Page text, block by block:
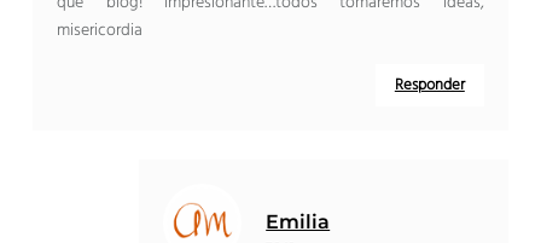
misericordia
Responder
Emilia